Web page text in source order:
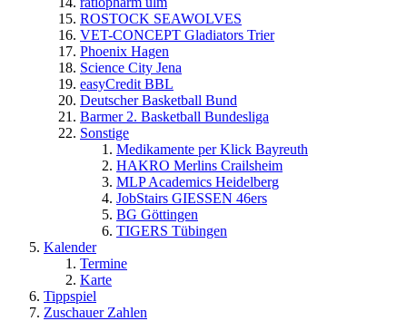
ROSTOCK SEAWOLVES
VET-CONCEPT Gladiators Trier
Phoenix Hagen
Science City Jena
easyCredit BBL
Deutscher Basketball Bund
Barmer 2. Basketball Bundesliga
Sonstige
Medikamente per Klick Bayreuth
HAKRO Merlins Crailsheim
MLP Academics Heidelberg
JobStairs GIESSEN 46ers
BG Göttingen
TIGERS Tübingen
Kalender
Termine
Karte
Tippspiel
Zuschauer Zahlen